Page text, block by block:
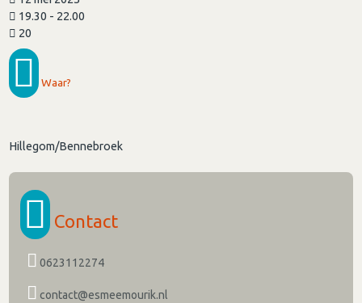
19.30 - 22.00
20
Waar?
Hillegom/Bennebroek
Contact
0623112274
contact@esmeemourik.nl